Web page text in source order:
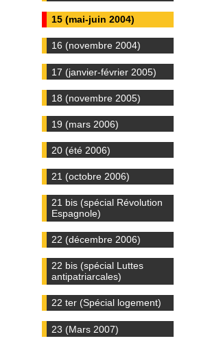
15 (mai-juin 2004)
16 (novembre 2004)
17 (janvier-février 2005)
18 (novembre 2005)
19 (mars 2006)
20 (été 2006)
21 (octobre 2006)
21 bis (spécial Révolution
Espagnole)
22 (décembre 2006)
22 bis (spécial Luttes
antipatriarcales)
22 ter (Spécial logement)
23 (Mars 2007)